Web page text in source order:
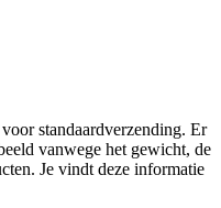
standaardverzending. Er
vanwege het gewicht, de
Je vindt deze informatie